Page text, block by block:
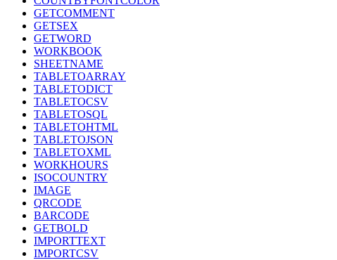
GETCOMMENT
GETSEX
GETWORD
WORKBOOK
SHEETNAME
TABLETOARRAY
TABLETODICT
TABLETOCSV
TABLETOSQL
TABLETOHTML
TABLETOJSON
TABLETOXML
WORKHOURS
ISOCOUNTRY
IMAGE
QRCODE
BARCODE
GETBOLD
IMPORTTEXT
IMPORTCSV